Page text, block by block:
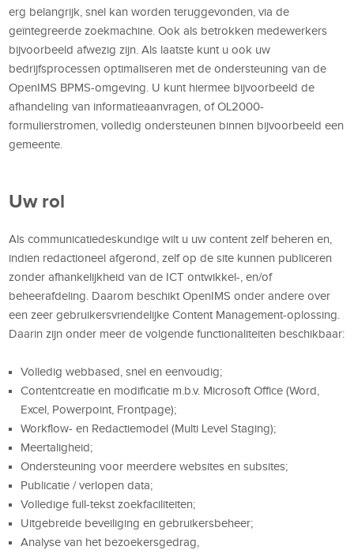
erg belangrijk, snel kan worden teruggevonden, via de
geïntegreerde zoekmachine. Ook als betrokken medewerkers
bijvoorbeeld afwezig zijn. Als laatste kunt u ook uw
bedrijfsprocessen optimaliseren met de ondersteuning van de
OpenIMS BPMS-omgeving. U kunt hiermee bijvoorbeeld de
afhandeling van informatieaanvragen, of OL2000-
formulierstromen, volledig ondersteunen binnen bijvoorbeeld een
gemeente.
Uw rol
Als communicatiedeskundige wilt u uw content zelf beheren en,
indien redactioneel afgerond, zelf op de site kunnen publiceren
zonder afhankelijkheid van de ICT ontwikkel-, en/of
beheerafdeling. Daarom beschikt OpenIMS onder andere over
een zeer gebruikersvriendelijke Content Management-oplossing.
Daarin zijn onder meer de volgende functionaliteiten beschikbaar:
Volledig webbased, snel en eenvoudig;
Contentcreatie en modificatie m.b.v. Microsoft Office (Word,
Excel, Powerpoint, Frontpage);
Workflow- en Redactiemodel (Multi Level Staging);
Meertaligheid;
Ondersteuning voor meerdere websites en subsites;
Publicatie / verlopen data;
Volledige full-tekst zoekfaciliteiten;
Uitgebreide beveiliging en gebruikersbeheer;
Analyse van het bezoekersgedrag,